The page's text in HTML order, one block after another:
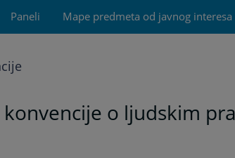
Paneli Mape predmeta od javnog interesa
o ljudskim